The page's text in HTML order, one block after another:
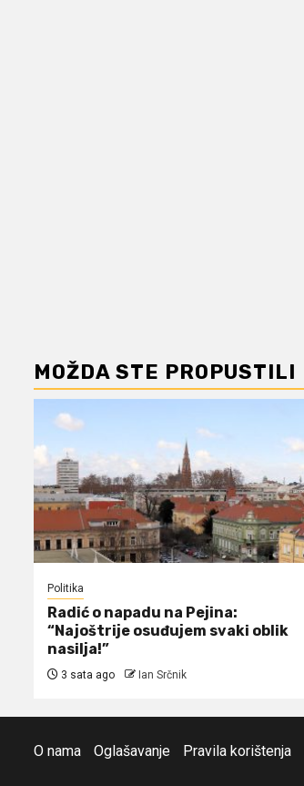
MOŽDA STE PROPUSTILI
Politika
Radić o napadu na Pejina:
“Najoštrije osuđujem svaki oblik
nasilja!”
3 sata ago Ian Srčnik
O nama Oglašavanje Pravila korištenja